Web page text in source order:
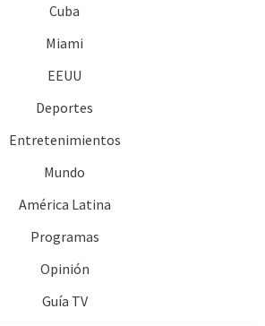
Cuba
Miami
EEUU
Deportes
Entretenimientos
Mundo
América Latina
Programas
Opinión
Guía TV